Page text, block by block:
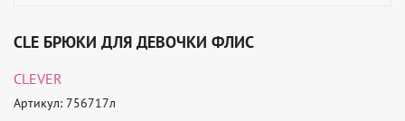
CLE БРЮКИ ДЛЯ ДЕВОЧКИ ФЛИС
CLEVER
Артикул: 756717л